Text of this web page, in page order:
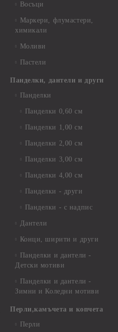
Восъци
Маркери, флумастери,
химикали
Моливи
Пастели
Панделки, дантели и други
Панделки
Панделки 0,60 см
Панделки 1,00 см
Панделки 2,00 см
Панделки 3,00 см
Панделки 4,00 см
Панделки - други
Панделки - с надпис
Дантели
Конци, ширити и други
Панделки и дантели -
Детски мотиви
Панделки и дантели -
Зимни и Коледни мотиви
Перли,камъчета и копчета
Перли